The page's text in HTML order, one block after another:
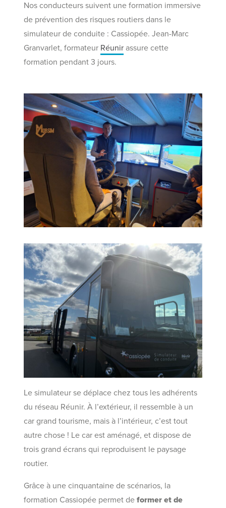
Nos conducteurs suivent une formation immersive
de prévention des risques routiers dans le
simulateur de conduite : Cassiopée. Jean-Marc
Granvarlet, formateur Réunir assure cette
formation pendant 3 jours.
Le simulateur se déplace chez tous les adhérents
du réseau Réunir. À l’extérieur, il ressemble à un
car grand tourisme, mais à l’intérieur, c’est tout
autre chose ! Le car est aménagé, et dispose de
trois grand écrans qui reproduisent le paysage
routier.
Grâce à une cinquantaine de scénarios, la
formation Cassiopée permet deformer et de